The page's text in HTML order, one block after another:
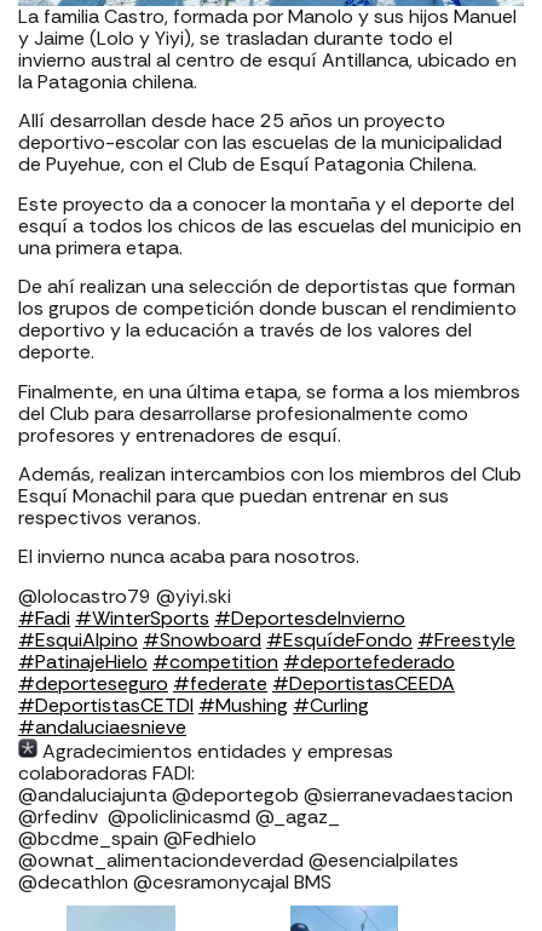
La familia Castro, formada por Manolo y sus hijos Manuel
y Jaime (Lolo y Yiyi), se trasladan durante todo el
invierno austral al centro de esquí Antillanca, ubicado en
la Patagonia chilena.
Allí desarrollan desde hace 25 años un proyecto
deportivo-escolar con las escuelas de la municipalidad
de Puyehue, con el Club de Esquí Patagonia Chilena.
Este proyecto da a conocer la montaña y el deporte del
esquí a todos los chicos de las escuelas del municipio en
una primera etapa.
De ahí realizan una selección de deportistas que forman
los grupos de competición donde buscan el rendimiento
deportivo y la educación a través de los valores del
deporte.
Finalmente, en una última etapa, se forma a los miembros
del Club para desarrollarse profesionalmente como
profesores y entrenadores de esquí.
Además, realizan intercambios con los miembros del Club
Esquí Monachil para que puedan entrenar en sus
respectivos veranos.
El invierno nunca acaba para nosotros.
@lolocastro79 @yiyi.ski
#Fadi #WinterSports #DeportesdeInvierno
#EsquiAlpino #Snowboard #EsquídeFondo #Freestyle
#PatinajeHielo #competition #deportefederado
#deporteseguro #federate #DeportistasCEEDA
#DeportistasCETDI #Mushing #Curling
#andaluciaesnieve
Agradecimientos entidades y empresas
colaboradoras FADI: ⁣⁣⁣⁣⁣⁣⁣⁣⁣⁣⁣⁣⁣⁣⁣⁣⁣⁣
⁣⁣⁣⁣@andaluciajunta @deportegob ⁣⁣⁣@sierranevadaestacion
@rfedinv ⁣⁣⁣⁣⁣⁣⁣⁣⁣⁣⁣⁣⁣⁣⁣⁣⁣ @policlinicasmd @_agaz_
@bcdme_spain @Fedhielo
@ownat_alimentaciondeverdad @esencialpilates
@decathlon @cesramonycajal BMS